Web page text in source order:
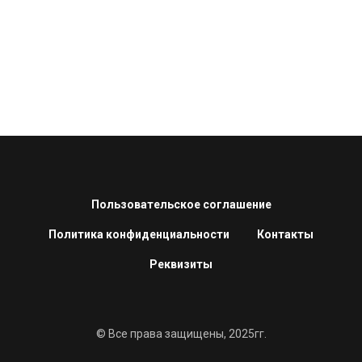
Пользовательское соглашение
Политика конфиденциальности Контакты
Реквизиты
© Все права защищены, 2025гг.